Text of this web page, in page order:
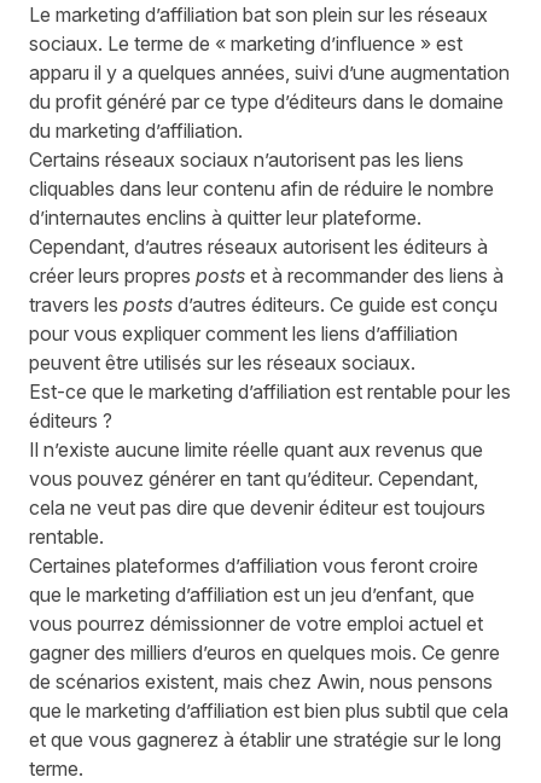
Le marketing d’affiliation bat son plein sur les réseaux
sociaux. Le terme de « marketing d’influence » est
apparu il y a quelques années, suivi d’une augmentation
du profit généré par ce type d’éditeurs dans le domaine
du marketing d’affiliation.
Certains réseaux sociaux n’autorisent pas les liens
cliquables dans leur contenu afin de réduire le nombre
d’internautes enclins à quitter leur plateforme.
Cependant, d’autres réseaux autorisent les éditeurs à
créer leurs propres posts et à recommander des liens à
travers les posts d’autres éditeurs. Ce guide est conçu
pour vous expliquer comment les liens d’affiliation
peuvent être utilisés sur les réseaux sociaux.
Est-ce que le marketing d’affiliation est rentable pour les
éditeurs ?
Il n’existe aucune limite réelle quant aux revenus que
vous pouvez générer en tant qu’éditeur. Cependant,
cela ne veut pas dire que devenir éditeur est toujours
rentable.
Certaines plateformes d’affiliation vous feront croire
que le marketing d’affiliation est un jeu d’enfant, que
vous pourrez démissionner de votre emploi actuel et
gagner des milliers d’euros en quelques mois. Ce genre
de scénarios existent, mais chez Awin, nous pensons
que le marketing d’affiliation est bien plus subtil que cela
et que vous gagnerez à établir une stratégie sur le long
terme.